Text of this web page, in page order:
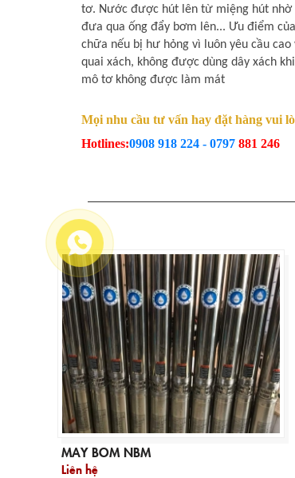
tơ. Nước được hút lên từ miệng hút nhờ
đưa qua ống đẩy bơm lên... Ưu điểm
chữa nếu bị hư hỏng vì luôn yêu cầu
quai xách, không được dùng dây xách
mô tơ không được làm mát
Mọi nhu cầu tư vấn hay đặt hàng vui
Hotlines:0908 918 224 - 0797 881 246
MAY BOM NBM
Liên hệ